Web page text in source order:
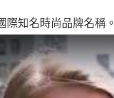
知名時尚品牌名稱。